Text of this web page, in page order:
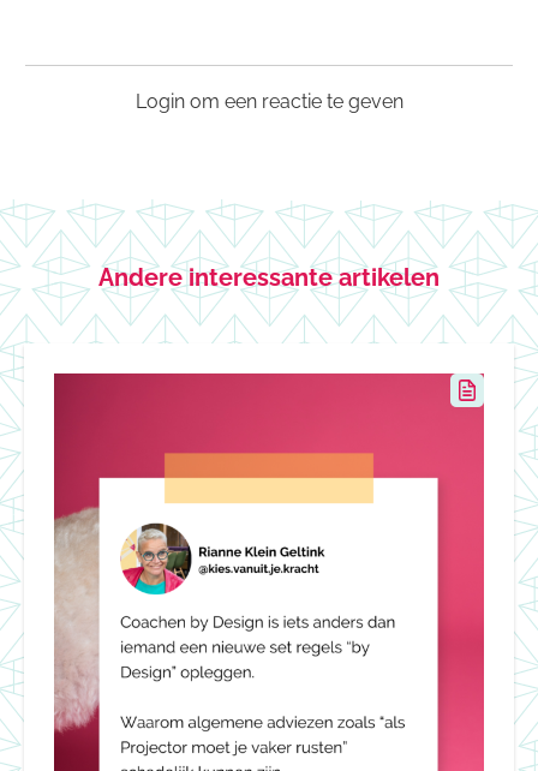
Login om een reactie te geven
Andere interessante artikelen